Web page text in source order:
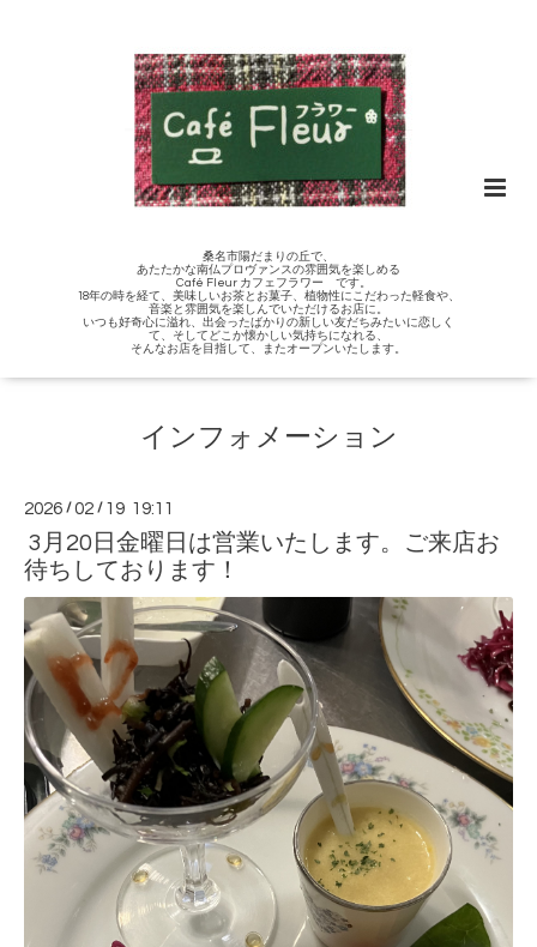
桑名市陽だまりの丘で、
あたたかな南仏プロヴァンスの雰囲気を楽しめる
Café Fleur カフェフラワー です。
18年の時を経て、美味しいお茶とお菓子、植物性にこだわった軽食や、
音楽と雰囲気を楽しんでいただけるお店に。
いつも好奇心に溢れ、出会ったばかりの新しい友だちみたいに恋しく
て、そしてどこか懐かしい気持ちになれる、
そんなお店を目指して、またオープンいたします。
インフォメーション
2026 /02 / 19 19:11
3月20日金曜日は営業いたします。ご来店お
待ちしております！